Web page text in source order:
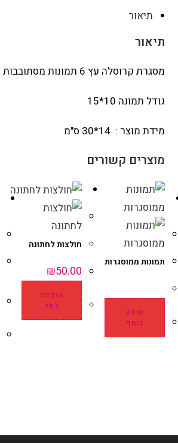
תיאור
תיאור
מסגרת קרוסלה עץ 6 תמונות מסתובבות על ציר
גודל תמונה 10*15
מידת מוצר : 14*30 ס"מ
מוצרים קשורים
תמונות ממוסגרות
מידע
נוסף
חולצות לחתונה
₪50.00
הוספה
לסל